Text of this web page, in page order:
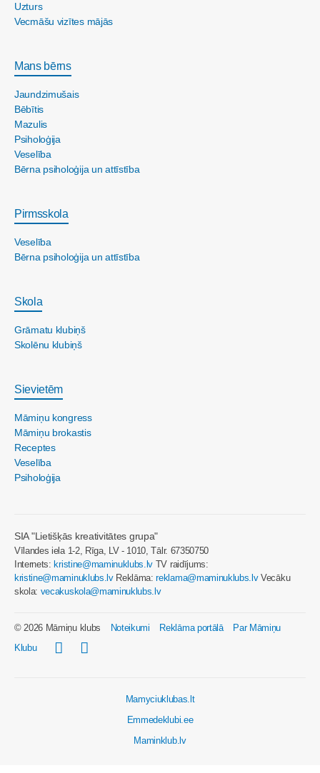
Uzturs
Vecmāšu vizītes mājās
Mans bērns
Jaundzimušais
Bēbītis
Mazulis
Psiholoģija
Veselība
Bērna psiholoģija un attīstība
Pirmsskola
Veselība
Bērna psiholoģija un attīstība
Skola
Grāmatu klubiņš
Skolēnu klubiņš
Sievietēm
Māmiņu kongress
Māmiņu brokastis
Receptes
Veselība
Psiholoģija
SIA "Lietišķās kreativitātes grupa"
Vīlandes iela 1-2, Rīga, LV - 1010, Tālr. 67350750
Internets: kristine@maminuklubs.lv TV raidījums:
kristine@maminuklubs.lvReklāma:reklama@maminuklubs.lvVecāku
skola: vecakuskola@maminuklubs.lv
© 2026 Māmiņu klubs Noteikumi Reklāma portālā
Par Māmiņu
Klubu
Mamyciuklubas.lt
Emmedeklubi.ee
Maminklub.lv